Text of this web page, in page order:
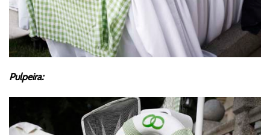
Pulpeira: